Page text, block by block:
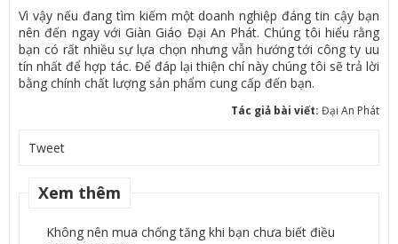
Vì vậy nếu đang tìm kiếm một doanh nghiệp đáng tin cậy bạn
nên đến ngay với Giàn Giáo Đại An Phát. Chúng tôi hiểu rằng
bạn có rất nhiều sự lựa chọn nhưng vẫn hướng tới công ty uu
tín nhất để hợp tác. Để đáp lại thiện chí này chúng tôi sẽ trả lời
bằng chính chất lượng sản phẩm cung cấp đến bạn.
Tác giả bài viết: Đại An Phát
Tweet
Xem thêm
Không nên mua chống tăng khi bạn chưa biết điều